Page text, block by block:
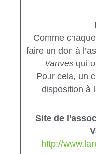
Comme
faire un don à
Vanvesqui
Pour cela, un
disposition à
Site de
http://